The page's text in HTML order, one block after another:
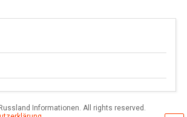
Informationen. All rights reserved.